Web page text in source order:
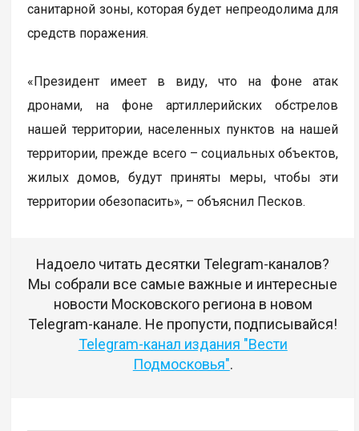
санитарной зоны, которая будет непреодолима для
средств поражения.
«Президент имеет в виду, что на фоне атак
дронами, на фоне артиллерийских обстрелов
нашей территории, населенных пунктов на нашей
территории, прежде всего – социальных объектов,
жилых домов, будут приняты меры, чтобы эти
территории обезопасить», – объяснил Песков.
Надоело читать десятки Telegram-каналов?
Мы собрали все самые важные и интересные
новости Московского региона в новом
Telegram-канале. Не пропусти, подписывайся!
Telegram-канал издания "Вести
Подмосковья".